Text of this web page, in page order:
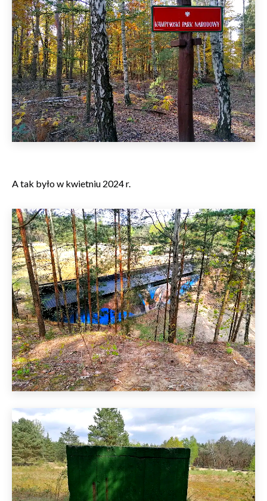
A tak było w kwietniu 2024 r.